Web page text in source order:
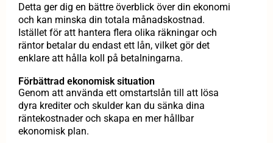
Detta ger dig en bättre överblick över din ekonomi
och kan minska din totala månadskostnad.
Istället för att hantera flera olika räkningar och
räntor betalar du endast ett lån, vilket gör det
enklare att hålla koll på betalningarna.
Förbättrad ekonomisk situation
Genom att använda ett omstartslån till att lösa
dyra krediter och skulder kan du sänka dina
räntekostnader och skapa en mer hållbar
ekonomisk plan.